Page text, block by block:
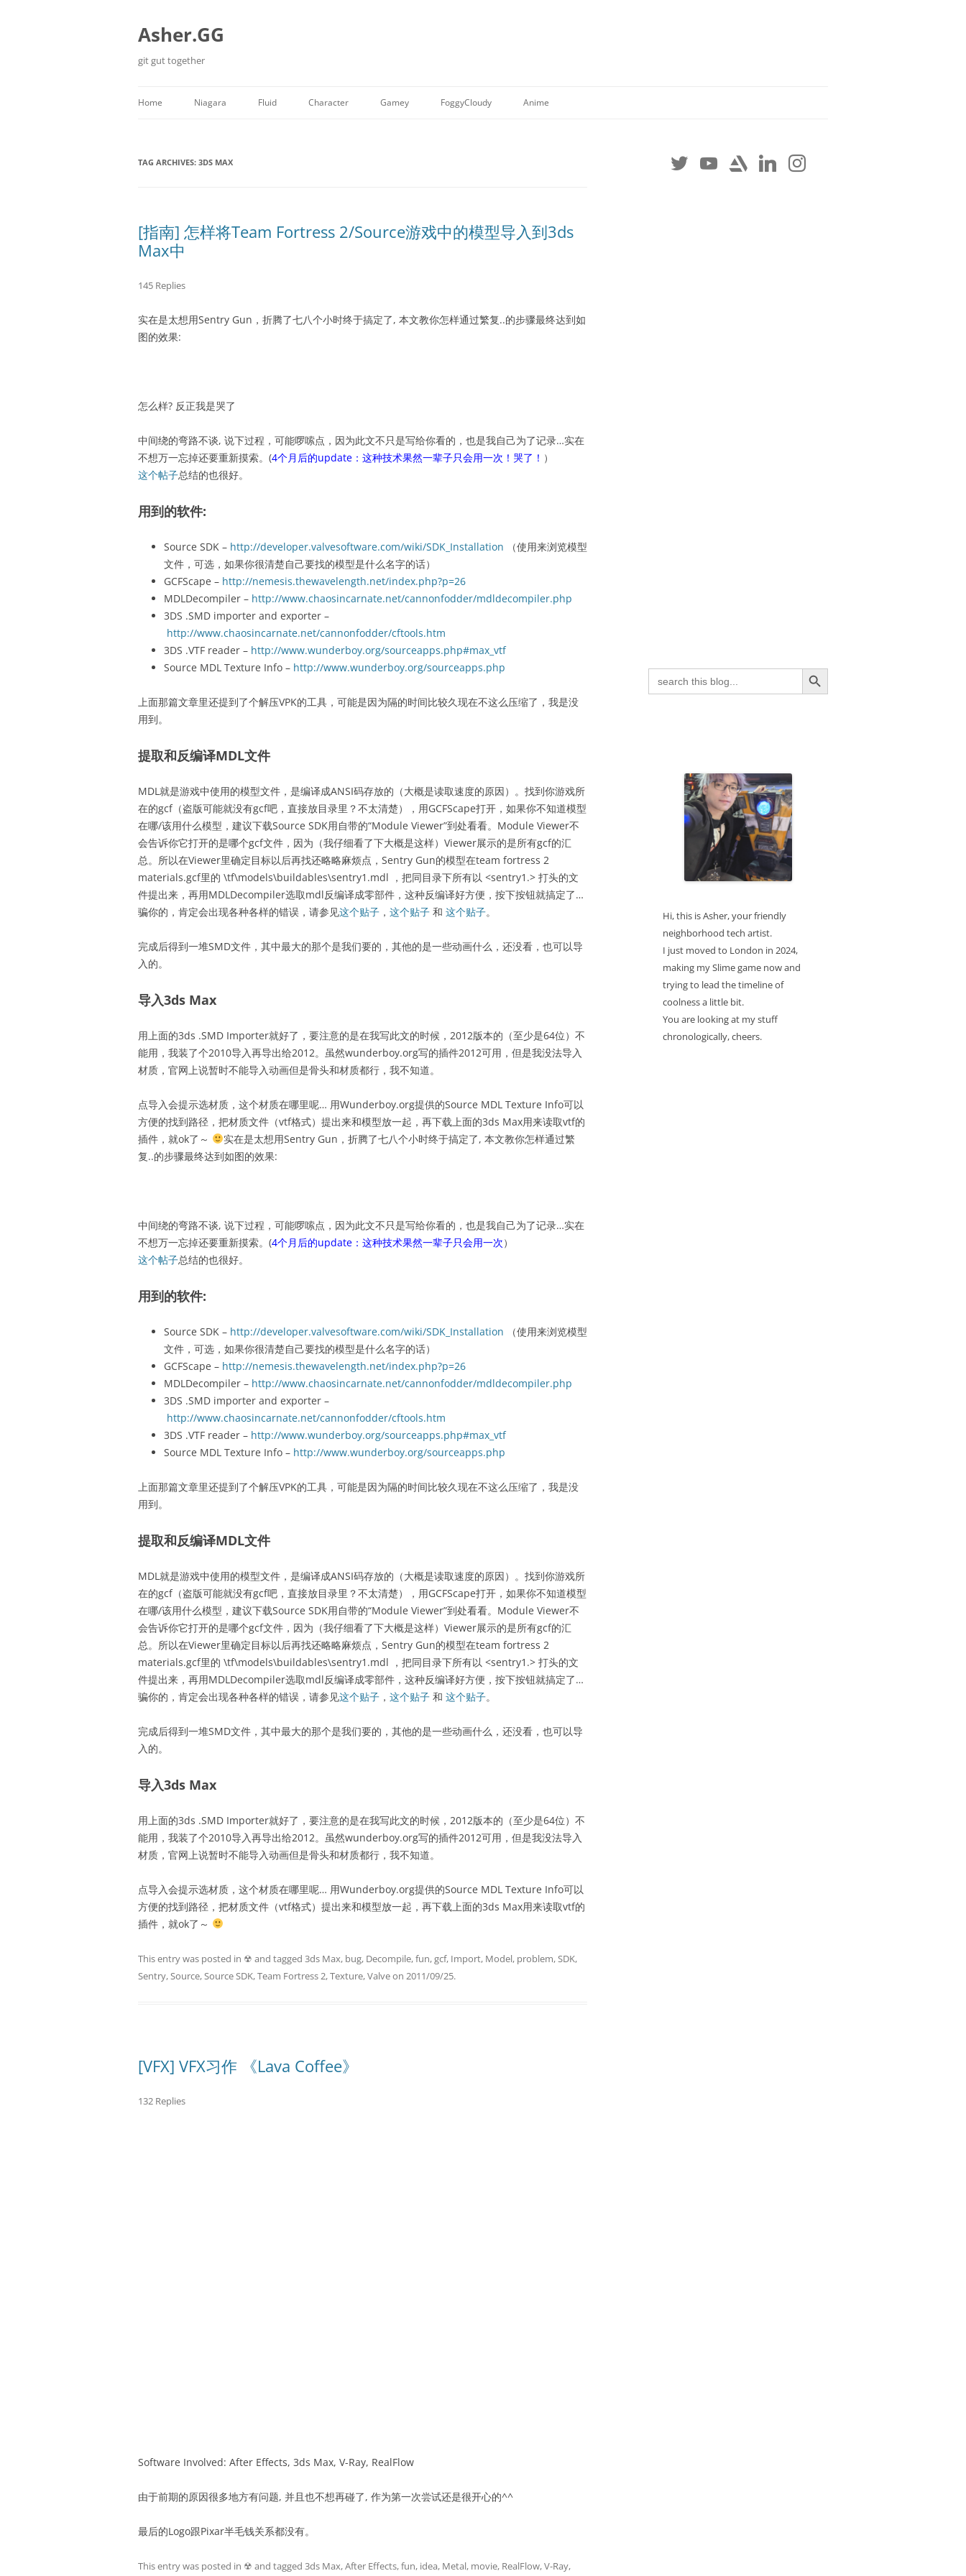
content
Asher.GG
git gut together
Home Niagara Fluid Character Gamey FoggyCloudy Anime
TAG ARCHIVES: 3DS MAX
[指南] 怎样将Team Fortress 2/Source游戏中的模型导入到3ds
Max中
145 Replies
实在是太想用Sentry Gun，折腾了七八个小时终于搞定了, 本文教你怎样通过繁复..的步骤最终达到如
图的效果:
怎么样? 反正我是哭了
中间绕的弯路不谈, 说下过程，可能啰嗦点，因为此文不只是写给你看的，也是我自己为了记录…实在
不想万一忘掉还要重新摸索。(4个月后的update：这种技术果然一辈子只会用一次！哭了！ ）
这个帖子总结的也很好。
用到的软件:
Source SDK – http://developer.valvesoftware.com/wiki/SDK_Installation （使用来浏览模型
文件，可选，如果你很清楚自己要找的模型是什么名字的话）
GCFScape – http://nemesis.thewavelength.net/index.php?p=26
MDLDecompiler – http://www.chaosincarnate.net/cannonfodder/mdldecompiler.php
3DS .SMD importer and exporter –
http://www.chaosincarnate.net/cannonfodder/cftools.htm
3DS .VTF reader – http://www.wunderboy.org/sourceapps.php#max_vtf
Source MDL Texture Info – http://www.wunderboy.org/sourceapps.php
上面那篇文章里还提到了个解压VPK的工具，可能是因为隔的时间比较久现在不这么压缩了，我是没
用到。
提取和反编译MDL文件
MDL就是游戏中使用的模型文件，是编译成ANSI码存放的（大概是读取速度的原因）。找到你游戏所
在的gcf（盗版可能就没有gcf吧，直接放目录里？不太清楚），用GCFScape打开，如果你不知道模型
在哪/该用什么模型，建议下载Source SDK用自带的“Module Viewer”到处看看。Module Viewer不
会告诉你它打开的是哪个gcf文件，因为（我仔细看了下大概是这样）Viewer展示的是所有gcf的汇
总。所以在Viewer里确定目标以后再找还略略麻烦点，Sentry Gun的模型在team fortress 2
materials.gcf里的 \tf\models\buildables\sentry1.mdl ，把同目录下所有以 <sentry1.> 打头的文
件提出来，再用MDLDecompiler选取mdl反编译成零部件，这种反编译好方便，按下按钮就搞定了…
骗你的，肯定会出现各种各样的错误，请参见这个贴子 ， 这个贴子 和 这个贴子。
完成后得到一堆SMD文件，其中最大的那个是我们要的，其他的是一些动画什么，还没看，也可以导
入的。
导入3ds Max
用上面的3ds .SMD Importer就好了，要注意的是在我写此文的时候，2012版本的（至少是64位）不
能用，我装了个2010导入再导出给2012。虽然wunderboy.org写的插件2012可用，但是我没法导入
材质，官网上说暂时不能导入动画但是骨头和材质都行，我不知道。
点导入会提示选材质，这个材质在哪里呢… 用Wunderboy.org提供的Source MDL Texture Info可以
方便的找到路径，把材质文件（vtf格式）提出来和模型放一起，再下载上面的3ds Max用来读取vtf的
插件，就ok了～
实在是太想用Sentry Gun，折腾了七八个小时终于搞定了, 本文教你怎样通过繁
复..的步骤最终达到如图的效果:
中间绕的弯路不谈, 说下过程，可能啰嗦点，因为此文不只是写给你看的，也是我自己为了记录…实在
不想万一忘掉还要重新摸索。(4个月后的update：这种技术果然一辈子只会用一次）
这个帖子总结的也很好。
用到的软件:
Source SDK – http://developer.valvesoftware.com/wiki/SDK_Installation （使用来浏览模型
文件，可选，如果你很清楚自己要找的模型是什么名字的话）
GCFScape – http://nemesis.thewavelength.net/index.php?p=26
MDLDecompiler – http://www.chaosincarnate.net/cannonfodder/mdldecompiler.php
3DS .SMD importer and exporter –
http://www.chaosincarnate.net/cannonfodder/cftools.htm
3DS .VTF reader – http://www.wunderboy.org/sourceapps.php#max_vtf
Source MDL Texture Info – http://www.wunderboy.org/sourceapps.php
上面那篇文章里还提到了个解压VPK的工具，可能是因为隔的时间比较久现在不这么压缩了，我是没
用到。
提取和反编译MDL文件
MDL就是游戏中使用的模型文件，是编译成ANSI码存放的（大概是读取速度的原因）。找到你游戏所
在的gcf（盗版可能就没有gcf吧，直接放目录里？不太清楚），用GCFScape打开，如果你不知道模型
在哪/该用什么模型，建议下载Source SDK用自带的“Module Viewer”到处看看。Module Viewer不
会告诉你它打开的是哪个gcf文件，因为（我仔细看了下大概是这样）Viewer展示的是所有gcf的汇
总。所以在Viewer里确定目标以后再找还略略麻烦点，Sentry Gun的模型在team fortress 2
materials.gcf里的 \tf\models\buildables\sentry1.mdl ，把同目录下所有以 <sentry1.> 打头的文
件提出来，再用MDLDecompiler选取mdl反编译成零部件，这种反编译好方便，按下按钮就搞定了…
骗你的，肯定会出现各种各样的错误，请参见这个贴子 ， 这个贴子 和 这个贴子。
完成后得到一堆SMD文件，其中最大的那个是我们要的，其他的是一些动画什么，还没看，也可以导
入的。
导入3ds Max
用上面的3ds .SMD Importer就好了，要注意的是在我写此文的时候，2012版本的（至少是64位）不
能用，我装了个2010导入再导出给2012。虽然wunderboy.org写的插件2012可用，但是我没法导入
材质，官网上说暂时不能导入动画但是骨头和材质都行，我不知道。
点导入会提示选材质，这个材质在哪里呢… 用Wunderboy.org提供的Source MDL Texture Info可以
方便的找到路径，把材质文件（vtf格式）提出来和模型放一起，再下载上面的3ds Max用来读取vtf的
插件，就ok了～
This entry was posted in ☢ and tagged 3ds Max, bug, Decompile,fun,gcf, Import, Model, problem,SDK,
Sentry,Source,Source SDK,Team Fortress 2,Texture,Valveon 2011/09/25.
[VFX] VFX习作 《Lava Coffee》
132 Replies
Software Involved: After Effects, 3ds Max, V-Ray, RealFlow
由于前期的原因很多地方有问题, 并且也不想再碰了, 作为第一次尝试还是很开心的^^
最后的Logo跟Pixar半毛钱关系都没有。
This entry was posted in ☢ and tagged 3ds Max,After Effects,fun, idea, Metal, movie, RealFlow,V-Ray,
for:
Search Button
Hi, this is Asher, your friendly
neighborhood tech artist.
I just moved to London in 2024,
making my Slime game now and
trying to lead the timeline of
coolness a little bit.
You are looking at my stuff
chronologically, cheers.